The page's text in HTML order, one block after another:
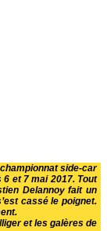
side-car
et 7 mai 2017. Tout
Delannoy fait un
cassé le poignet.
et les galères de